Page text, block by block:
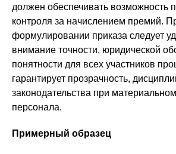
должен обеспечивать возможность
контроля за начислением премий.
формулировании приказа следует
внимание точности, юридической
понятности для всех участников
гарантирует прозрачность,
законодательства при
персонала.
Примерный образец